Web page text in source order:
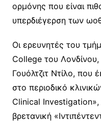
ορμόνης που είναι
υπερδιέγερση των
Οι ερευνητές του
College του
Γουόλτζιτ Ντίλο, που
στο περιοδικό
Clinical
βρετανική